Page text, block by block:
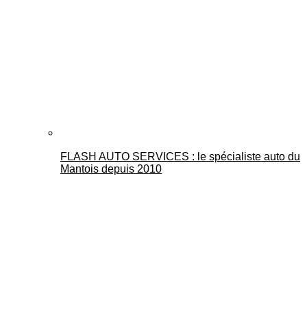
FLASH AUTO SERVICES : le spécialiste auto du
Mantois depuis 2010